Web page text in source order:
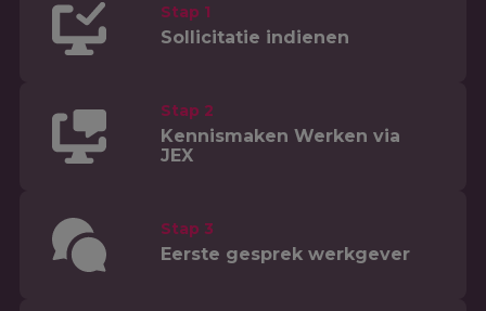
Stap 1
Sollicitatie indienen
Stap 2
Kennismaken Werken via
JEX
Stap 3
Eerste gesprek werkgever